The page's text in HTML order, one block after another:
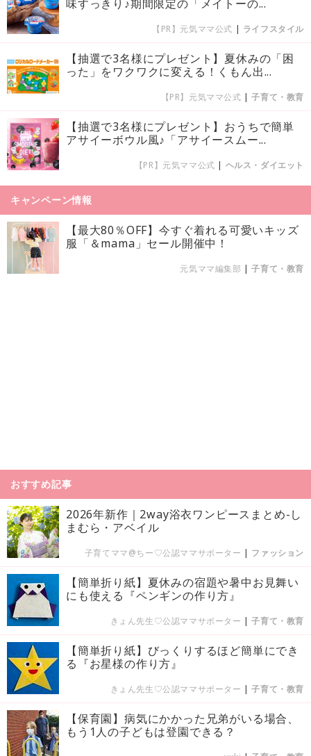
味すっきり♪期間限定の「メイトーの...
【PR】元気ママ公式 | ライフスタイル
【抽選で3名様にプレゼント】夏休みの「困
った」をワクワクに変える！くもん出...
【PR】元気ママ公式 |子育て・教育
【抽選で3名様にプレゼント】おうちで簡単
アサイーボウル風♪「アサイースムー...
【PR】元気ママ公式 | ヘルス・ダイエット
キャンペーン情報
【最大80％OFF】今すぐ着れる可愛いキッズ
服「＆mama」セール開催中！
元気ママ編集部 |子育て・教育
おすすめ記事
2026年新作｜2way浴衣ワンピースまとめ-し
まむら・アベイル
子育てママ@ちー♡公認ママサポーター | ファッション
【簡単折り紙】夏休みの宿題や暑中お見舞い
にも使える『ペンギンの作り方』
きょん先生♡公認ママサポーター |子育て・教育
【簡単折り紙】びっくりするほど簡単にでき
る『お星様の作り方』
きょん先生♡公認ママサポーター |子育て・教育
【保育園】病気にかかった兄弟がいる場合、
もう1人の子どもは登園できる？